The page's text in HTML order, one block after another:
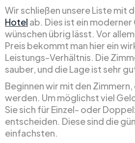
Wir schließen unsere Liste mit
Hotel ab. Dies ist ein moderner
wünschen übrig lässt. Vor
Preis bekommt man hier ein
Leistungs-Verhältnis. Die
sauber, und die Lage ist sehr
Beginnen wir mit den
werden. Um möglichst viel
Sie sich für Einzel- oder
entscheiden. Diese sind die
einfachsten.